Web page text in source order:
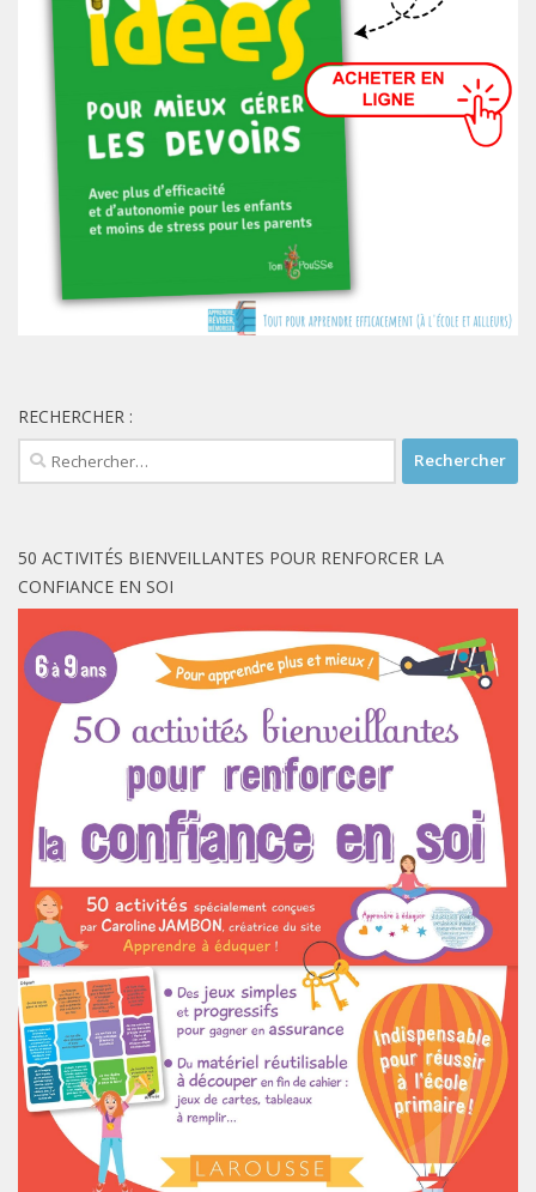
RECHERCHER :
Rechercher :
50 ACTIVITÉS BIENVEILLANTES POUR RENFORCER LA
CONFIANCE EN SOI